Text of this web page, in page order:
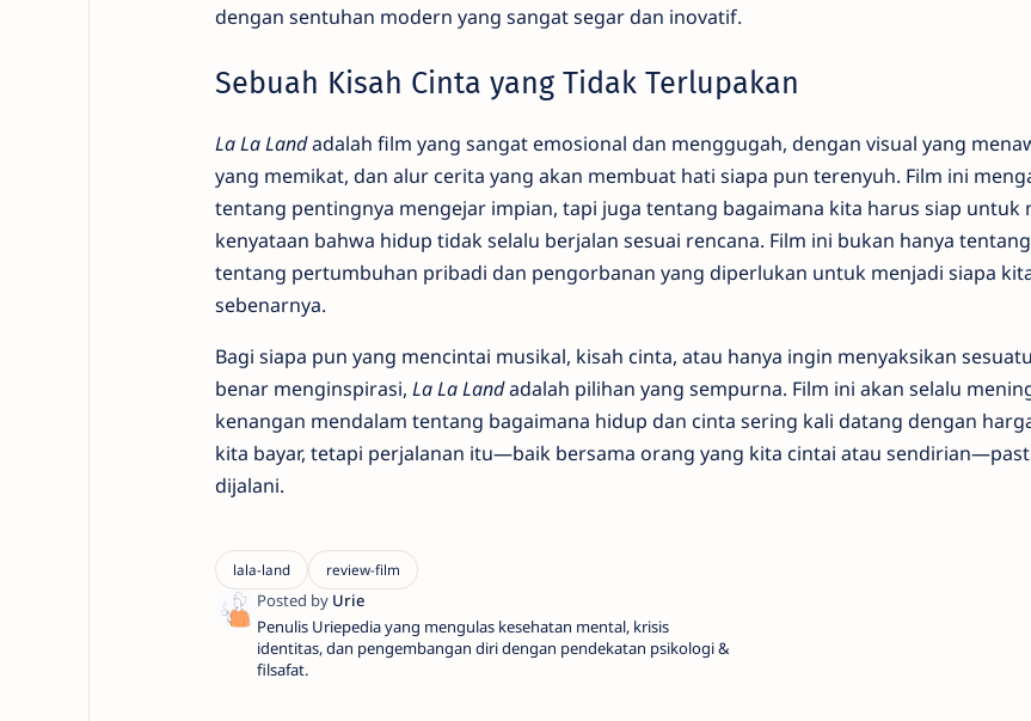
dengan sentuhan modern yang sangat segar dan inovatif.
Sebuah Kisah Cinta yang Tidak Terlupakan
La La Landadalah film yang sangat emosional dan menggugah, dengan visual yang
yang memikat, dan alur cerita yang akan membuat hati siapa pun terenyuh. Film ini
tentang pentingnya mengejar impian, tapi juga tentang bagaimana kita harus siap untuk
kenyataan bahwa hidup tidak selalu berjalan sesuai rencana. Film ini bukan hanya
tentang pertumbuhan pribadi dan pengorbanan yang diperlukan untuk menjadi siapa
sebenarnya.
Bagi siapa pun yang mencintai musikal, kisah cinta, atau hanya ingin menyaksikan
benar menginspirasi, La La Landadalah pilihan yang sempurna. Film ini akan selalu
kenangan mendalam tentang bagaimana hidup dan cinta sering kali datang dengan
kita bayar, tetapi perjalanan itu—baik bersama orang yang kita cintai atau
dijalani.
Penulis Uriepedia yang mengulas kesehatan mental, krisis
identitas, dan pengembangan diri dengan pendekatan psikologi &
filsafat.